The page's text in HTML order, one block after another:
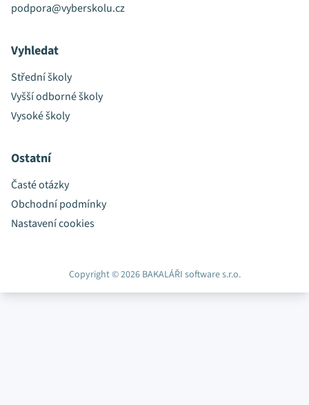
podpora@vyberskolu.cz
Vyhledat
Střední školy
Vyšší odborné školy
Vysoké školy
Ostatní
Časté otázky
Obchodní podmínky
Nastavení cookies
Copyright © 2026 BAKALÁŘI software s.r.o.